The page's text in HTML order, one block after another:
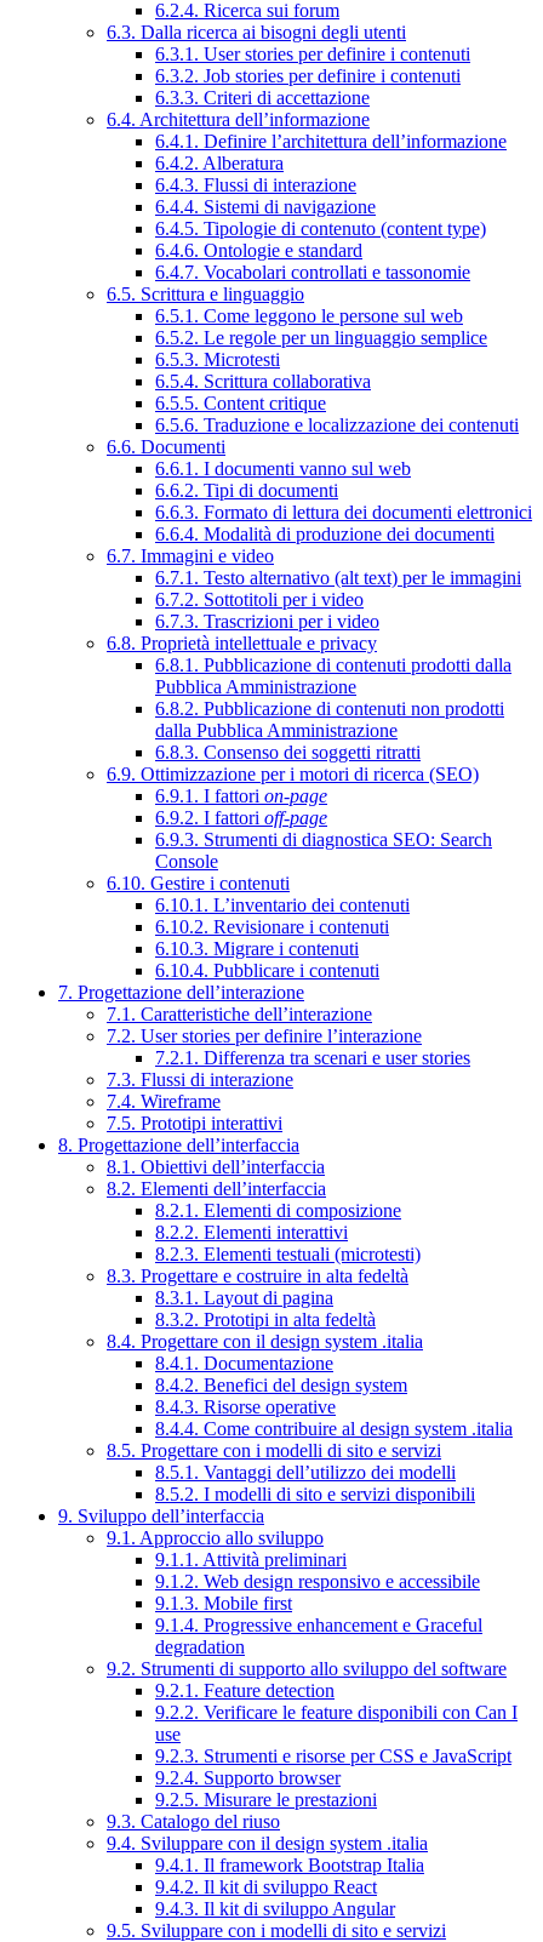
6.2.4. Ricerca sui forum
6.3. Dalla ricerca ai bisogni degli utenti
6.3.1. User stories per definire i contenuti
6.3.2. Job stories per definire i contenuti
6.3.3. Criteri di accettazione
6.4. Architettura dell’informazione
6.4.1. Definire l’architettura dell’informazione
6.4.2. Alberatura
6.4.3. Flussi di interazione
6.4.4. Sistemi di navigazione
6.4.5. Tipologie di contenuto (content type)
6.4.6. Ontologie e standard
6.4.7. Vocabolari controllati e tassonomie
6.5. Scrittura e linguaggio
6.5.1. Come leggono le persone sul web
6.5.2. Le regole per un linguaggio semplice
6.5.3. Microtesti
6.5.4. Scrittura collaborativa
6.5.5. Content critique
6.5.6. Traduzione e localizzazione dei contenuti
6.6. Documenti
6.6.1. I documenti vanno sul web
6.6.2. Tipi di documenti
6.6.3. Formato di lettura dei documenti elettronici
6.6.4. Modalità di produzione dei documenti
6.7. Immagini e video
6.7.1. Testo alternativo (alt text) per le immagini
6.7.2. Sottotitoli per i video
6.7.3. Trascrizioni per i video
6.8. Proprietà intellettuale e privacy
6.8.1. Pubblicazione di contenuti prodotti dalla
Pubblica Amministrazione
6.8.2. Pubblicazione di contenuti non prodotti
dalla Pubblica Amministrazione
6.8.3. Consenso dei soggetti ritratti
6.9. Ottimizzazione per i motori di ricerca (SEO)
6.9.1. I fattori on-page
6.9.2. I fattori off-page
6.9.3. Strumenti di diagnostica SEO: Search
Console
6.10. Gestire i contenuti
6.10.1. L’inventario dei contenuti
6.10.2. Revisionare i contenuti
6.10.3. Migrare i contenuti
6.10.4. Pubblicare i contenuti
7. Progettazione dell’interazione
7.1. Caratteristiche dell’interazione
7.2. User stories per definire l’interazione
7.2.1. Differenza tra scenari e user stories
7.3. Flussi di interazione
7.4. Wireframe
7.5. Prototipi interattivi
8. Progettazione dell’interfaccia
8.1. Obiettivi dell’interfaccia
8.2. Elementi dell’interfaccia
8.2.1. Elementi di composizione
8.2.2. Elementi interattivi
8.2.3. Elementi testuali (microtesti)
8.3. Progettare e costruire in alta fedeltà
8.3.1. Layout di pagina
8.3.2. Prototipi in alta fedeltà
8.4. Progettare con il design system .italia
8.4.1. Documentazione
8.4.2. Benefici del design system
8.4.3. Risorse operative
8.4.4. Come contribuire al design system .italia
8.5. Progettare con i modelli di sito e servizi
8.5.1. Vantaggi dell’utilizzo dei modelli
8.5.2. I modelli di sito e servizi disponibili
9. Sviluppo dell’interfaccia
9.1. Approccio allo sviluppo
9.1.1. Attività preliminari
9.1.2. Web design responsivo e accessibile
9.1.3. Mobile first
9.1.4. Progressive enhancement e Graceful
degradation
9.2. Strumenti di supporto allo sviluppo del software
9.2.1. Feature detection
9.2.2. Verificare le feature disponibili con Can I
use
9.2.3. Strumenti e risorse per CSS e JavaScript
9.2.4. Supporto browser
9.2.5. Misurare le prestazioni
9.3. Catalogo del riuso
9.4. Sviluppare con il design system .italia
9.4.1. Il framework Bootstrap Italia
9.4.2. Il kit di sviluppo React
9.4.3. Il kit di sviluppo Angular
9.5. Sviluppare con i modelli di sito e servizi